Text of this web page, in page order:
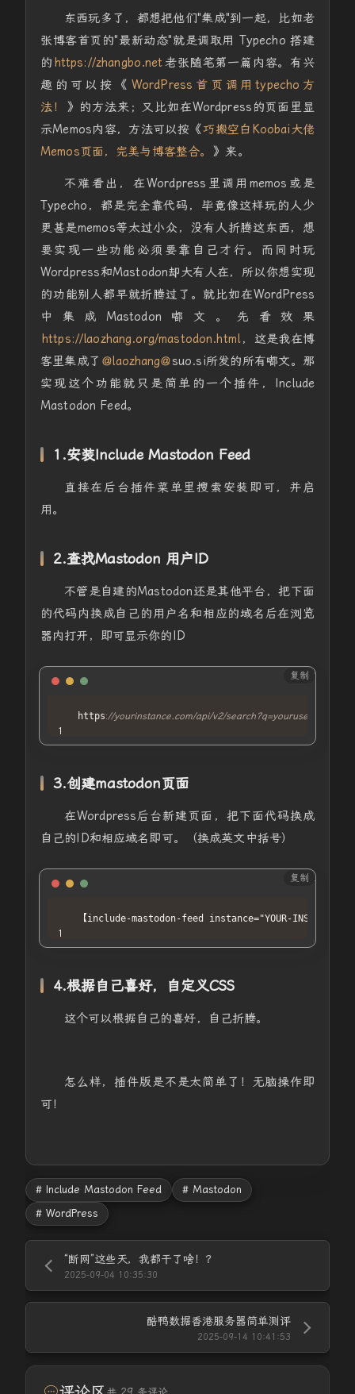
东西玩多了，都想把他们"集成"到一起，比如老
张博客首页的"最新动态"就是调取用 Typecho 搭建
的 https://zhangbo.net老张随笔第一篇内容。有兴
趣的可以按《 WordPress首页调用typecho方
法！
》的方法来；又比如在Wordpress的页面里显
示Memos内容，方法可以按《巧搬空白Koobai大佬
Memos页面，完美与博客整合。
》来。
不难看出，在Wordpress里调用memos或是
Typecho，都是完全靠代码，毕竟像这样玩的人少
更甚是memos等太过小众，没有人折腾这东西，想
要实现一些功能必须要靠自己才行。而同时玩
Wordpress和Mastodon却大有人在，所以你想实现
的功能别人都早就折腾过了。就比如在WordPress
中集成Mastodon嘟文。先看效果
https://laozhang.org/mastodon.html ，这是我在博
客里集成了 @laozhang@suo.si所发的所有嘟文。那
实现这个功能就只是简单的一个插件，Include
Mastodon Feed。
1.安装Include Mastodon Feed
直接在后台插件菜单里搜索安装即可，并启
用。
2.查找Mastodon 用户ID
不管是自建的Mastodon还是其他平台，把下面
的代码内换成自己的用户名和相应的域名后在浏览
器内打开，即可显示你的ID
https://yourinstance.com/api/v2/
复制PHP
3.创建mastodon页面
在Wordpress后台新建页面，把下面代码换成
自己的ID和相应域名即可。（换成英文中括号）
【include-mastodon-feed instance="YOUR-INSTANCE"
复制
HTML
4.根据自己喜好，自定义CSS
这个可以根据自己的喜好，自己折腾。
怎么样，插件版是不是太简单了！无脑操作即
可！
# Include Mastodon Feed
# Mastodon
# WordPress
“断网”这些天，我都干了啥！？
2025-09-04 10:35:30
酷鸭数据香港服务器简单测评
2025-09-14 10:41:53
共 29 条评论